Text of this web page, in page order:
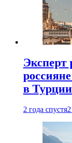
Эксперт
в Турции
2 года спустя